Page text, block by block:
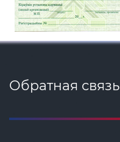
Обратная связь